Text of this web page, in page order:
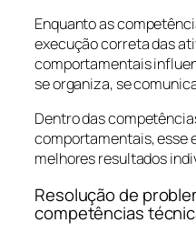
Enquanto as
execução correta das
comportamentais
se organiza, se
Dentro das
comportamentais, esse
melhores resultados
Resolução de
competências